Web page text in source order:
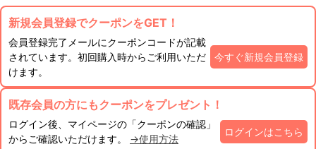
新規会員登録でクーポンをGET！
会員登録完了メールにクーポンコードが記載
されています。初回購入時からご利用いただ
けます。
今すぐ新規会員登録
既存会員の方にもクーポンをプレゼント！
ログイン後、マイページの「クーポンの確認」
からご確認いただけます。 →使用方法
ログインはこちら